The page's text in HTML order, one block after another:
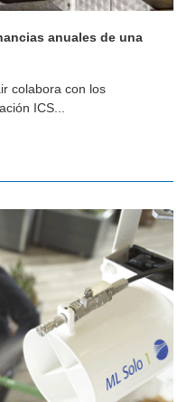
anuales de una
colabora con los
ICS...